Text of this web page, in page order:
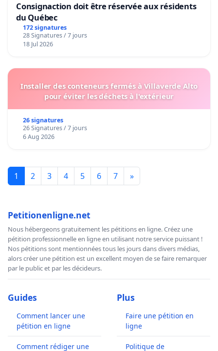
Consignaction doit être réservée aux résidents
du Québec
172 signatures
28 Signatures / 7 jours
18 Jul 2026
Installer des conteneurs fermés à Villaverde Alto
pour éviter les déchets à l'extérieur
26 signatures
26 Signatures / 7 jours
6 Aug 2026
1 2 3 4 5 6 7 »
Petitionenligne.net
Nous hébergeons gratuitement les pétitions en ligne. Créez une
pétition professionnelle en ligne en utilisant notre service puissant !
Nos pétitions sont mentionnées tous les jours dans divers médias,
alors créer une pétition est un excellent moyen de se faire remarquer
par le public et par les décideurs.
Guides
Comment lancer une
pétition en ligne
Comment rédiger une
Plus
Faire une pétition en
ligne
Politique de